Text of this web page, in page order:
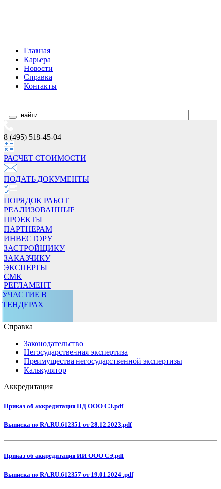
Главная
Карьера
Новости
Справка
Контакты
8 (495) 518-45-04
РАСЧЕТ СТОИМОCТИ
ПОДАТЬ ДОКУМЕНТЫ
ПОРЯДОК РАБОТ
РЕАЛИЗОВАННЫЕ
ПРОЕКТЫ
ПАРТНЕРАМ
ИНВЕСТОРУ
ЗАСТРОЙЩИКУ
ЗАКАЗЧИКУ
ЭКСПЕРТЫ
СМК
РЕГЛАМЕНТ
УЧАСТИЕ В
ТЕНДЕРАХ
Справка
Законодательство
Негосударственная экспертиза
Преимущества негосударственной экспертизы
Калькулятор
Аккредитация
Приказ об аккредитации ПД ООО СЭ.pdf
Выписка по RA.RU.612351 от 28.12.2023.pdf
Приказ об аккредитации ИИ ООО СЭ.pdf
Выписка по RA.RU.612357 от 19.01.2024 .pdf